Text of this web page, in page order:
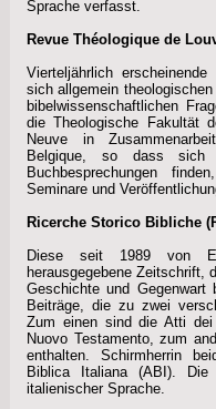
Sprache verfasst.
Revue Théologique de
Vierteljährlich
sich allgemein
bibelwissenschaftlichen
die Theologische Fakultät
Neuve in
Belgique, so dass sich
Buchbesprechungen
Seminare und
Ricerche Storico Bibliche
Diese seit 1989 von
herausgegebene Zeitschrift,
Geschichte und
Beiträge, die zu zwei
Zum einen sind die Atti
Nuovo Testamento, zum
enthalten. Schirmherrin
Biblica Italiana (ABI). Die
italienischer Sprache.